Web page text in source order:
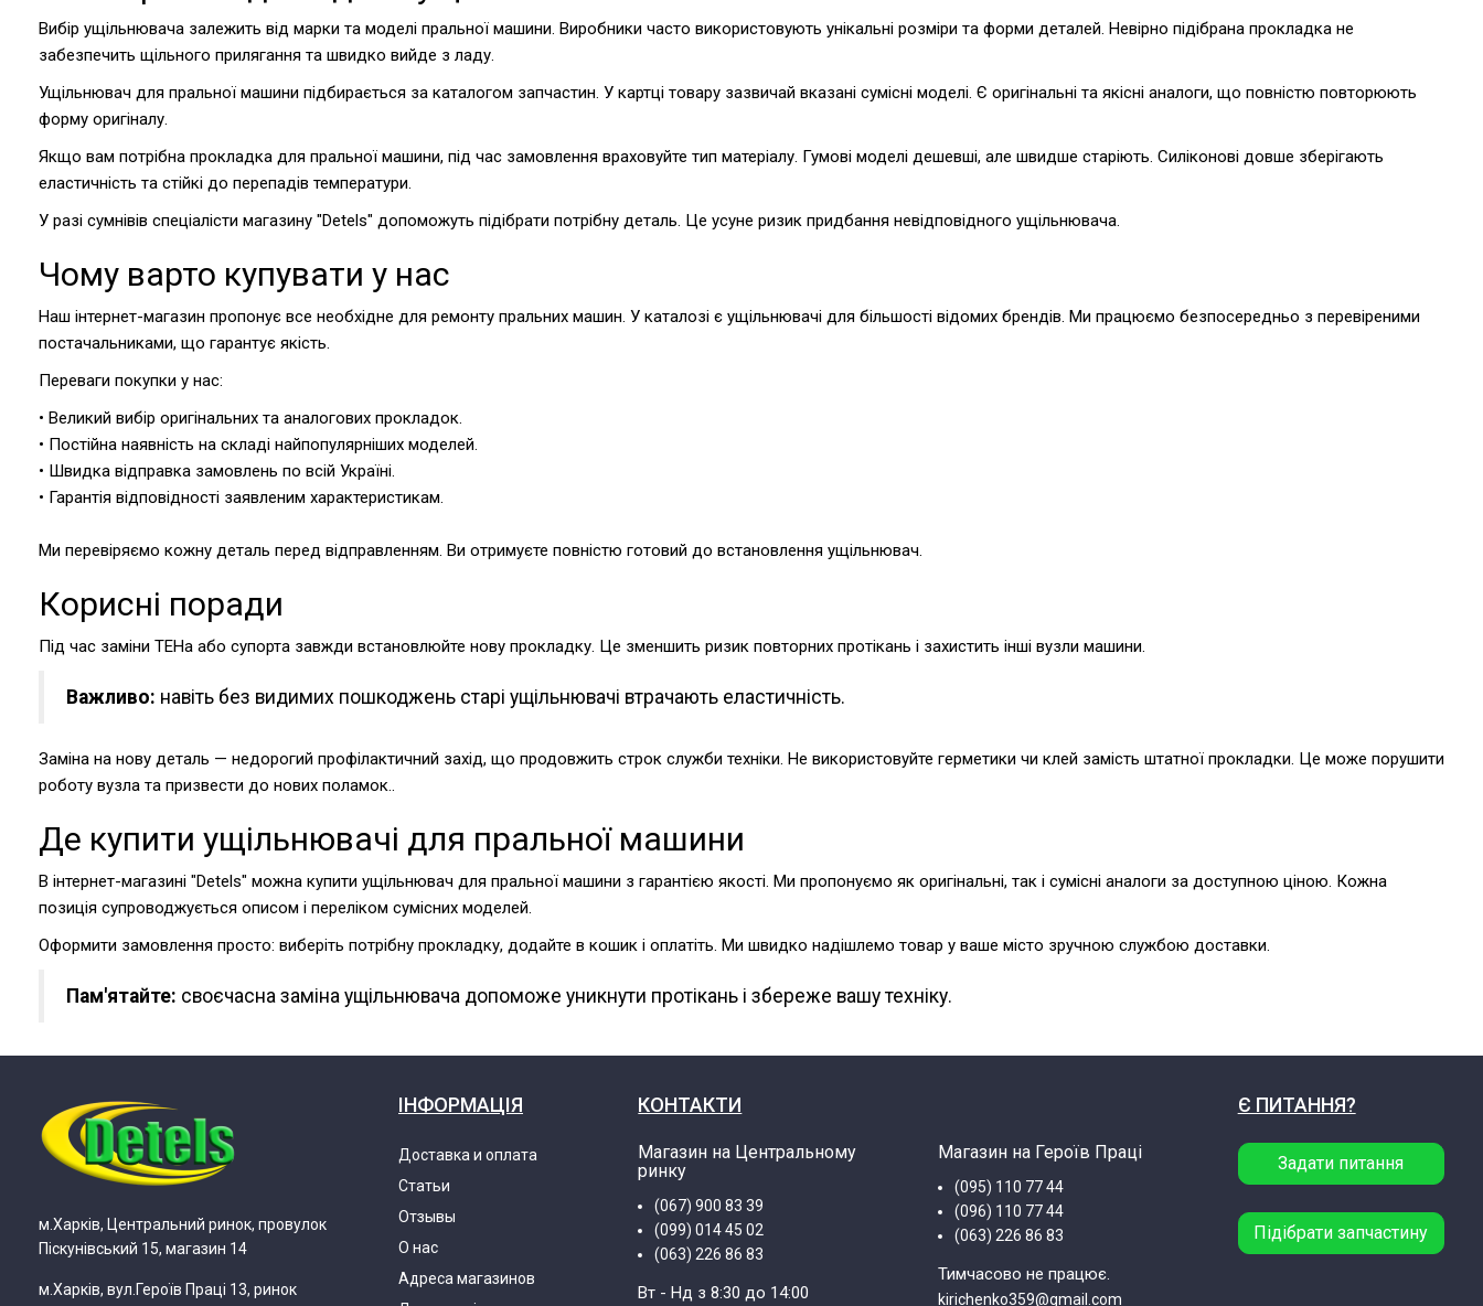
Вибір ущільнювача залежить від марки та моделі пральної машини. Виробники часто використовують унікальні розміри та форми деталей. Невірно підібрана прокладка не
забезпечить щільного прилягання та швидко вийде з ладу.
Ущільнювач для пральної машини підбирається за каталогом запчастин. У картці товару зазвичай вказані сумісні моделі. Є оригінальні та якісні аналоги, що повністю повторюють
форму оригіналу.
Якщо вам потрібна прокладка для пральної машини, під час замовлення враховуйте тип матеріалу. Гумові моделі дешевші, але швидше старіють. Силіконові довше зберігають
еластичність та стійкі до перепадів температури.
У разі сумнівів спеціалісти магазину "Detels" допоможуть підібрати потрібну деталь. Це усуне ризик придбання невідповідного ущільнювача.
Чому варто купувати у нас
Наш інтернет-магазин пропонує все необхідне для ремонту пральних машин. У каталозі є ущільнювачі для більшості відомих брендів. Ми працюємо безпосередньо з перевіреними
постачальниками, що гарантує якість.
Переваги покупки у нас:
• Великий вибір оригінальних та аналогових прокладок.
• Постійна наявність на складі найпопулярніших моделей.
• Швидка відправка замовлень по всій Україні.
• Гарантія відповідності заявленим характеристикам.
Ми перевіряємо кожну деталь перед відправленням. Ви отримуєте повністю готовий до встановлення ущільнювач.
Корисні поради
Під час заміни ТЕНа або супорта завжди встановлюйте нову прокладку. Це зменшить ризик повторних протікань і захистить інші вузли машини.
Важливо: навіть без видимих пошкоджень старі ущільнювачі втрачають еластичність.
Заміна на нову деталь — недорогий профілактичний захід, що продовжить строк служби техніки. Не використовуйте герметики чи клей замість штатної прокладки. Це може порушити
роботу вузла та призвести до нових поламок..
Де купити ущільнювачі для пральної машини
В інтернет-магазині "Detels" можна купити ущільнювач для пральної машини з гарантією якості. Ми пропонуємо як оригінальні, так і сумісні аналоги за доступною ціною. Кожна
позиція супроводжується описом і переліком сумісних моделей.
Оформити замовлення просто: виберіть потрібну прокладку, додайте в кошик і оплатіть. Ми швидко надішлемо товар у ваше місто зручною службою доставки.
Пам'ятайте: своєчасна заміна ущільнювача допоможе уникнути протікань і збереже вашу техніку.
м.Харків, Центральний ринок, провулок
Піскунівський 15, магазин 14
м.Харків, вул.Героїв Праці 13, ринок
ІНФОРМАЦІЯ
Доставка и оплата
Статьи
Отзывы
О нас
Адреса магазинов
КОНТАКТИ
Магазин на Центральному
ринку
(067) 900 83 39
(099) 014 45 02
(063) 226 86 83
Вт - Нд з 8:30 до 14:00
Магазин на Героїв Праці
(095) 110 77 44
(096) 110 77 44
(063) 226 86 83
Тимчасово не працює.
kirichenko359@gmail.com
Є ПИТАННЯ?
Задати питання
Підібрати запчастину